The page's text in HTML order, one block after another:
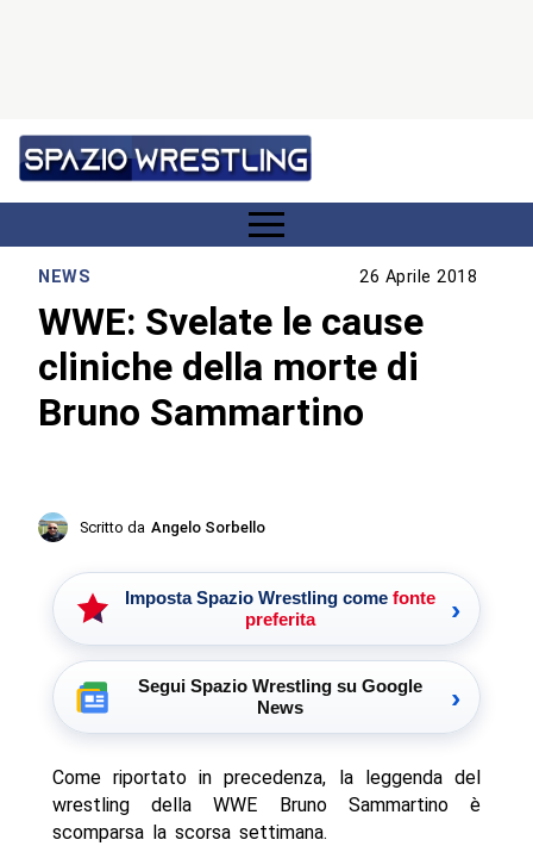
NEWS 26 Aprile 2018
WWE: Svelate le cause
cliniche della morte di
Bruno Sammartino
Scritto da Angelo Sorbello
Imposta Spazio Wrestling come fonte
preferita
›
Segui Spazio Wrestling su Google
News
›
Come riportato in precedenza, la leggenda del
wrestling della WWE Bruno Sammartino è
scomparsa la scorsa settimana.